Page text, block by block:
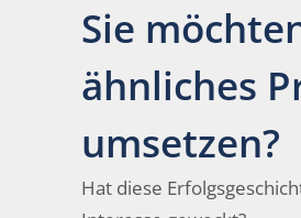
Sie
ähnliches
umsetzen?
Hat diese